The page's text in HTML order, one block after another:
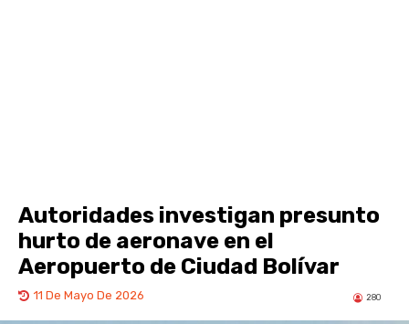
Autoridades investigan presunto
hurto de aeronave en el
Aeropuerto de Ciudad Bolívar
11 De Mayo De 2026 280